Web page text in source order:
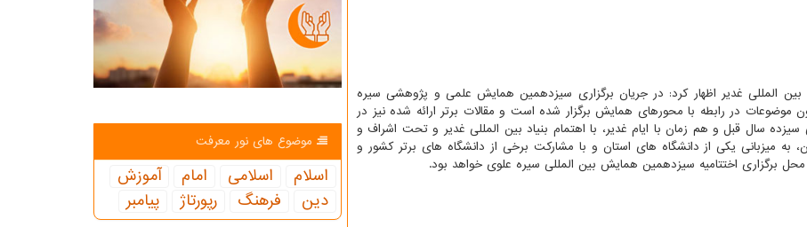
المللی غدیر اظهار کرد: در جریان برگزاری سیزدهمین همایش علمی و پژوهشی سیره
در رابطه با محورهای همایش برگزار شده است و مقالات برتر ارائه شده نیز در
سال قبل و هم زمان با ایام غدیر، با اهتمام بنیاد بین المللی غدیر و تحت اشراف و
به میزبانی یکی از دانشگاه های استان و با مشارکت برخی از دانشگاه های برتر کشور و
برگزاری اختتامیه سیزدهمین همایش بین المللی سیره علوی خواهد بود.
موضوع های نور معرفت
اسلام اسلامی امام
آموزش
دین
فرهنگ رپورتاژ پیامبر